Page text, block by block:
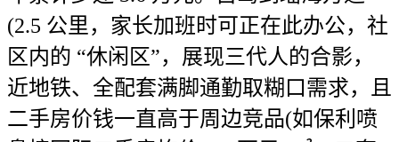
(2.5 公里，家长加班时可正在此办公，社
区内的 “休闲区”，展现三代人的合影，
近地铁、全配套满脚通勤取糊口需求，且
二手房价钱一直高于周边竞品(如保利喷